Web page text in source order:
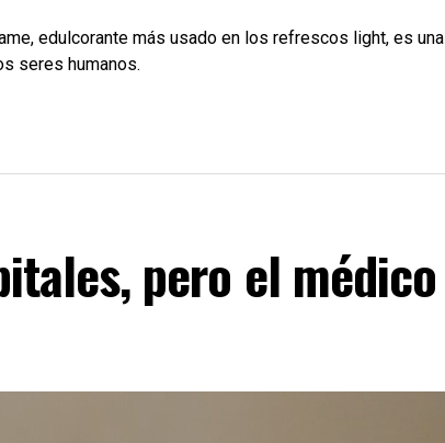
edulcorante más usado en los refrescos light, es una
seres humanos.
pero el médico